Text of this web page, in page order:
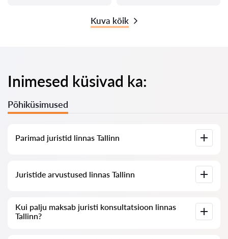
Kuva kõik
Inimesed küsivad ka:
Põhiküsimused
Parimad juristid linnas Tallinn
Tallinn koos täieliku infoga: hinnad, arvustused,
Juristide arvustused linnas Tallinn
me ei kustuta negatiivseid arvustusi ega võimalda nende
manipuleerimist.
Kui palju maksab juristi konsultatsioon linnas
Tallinn?